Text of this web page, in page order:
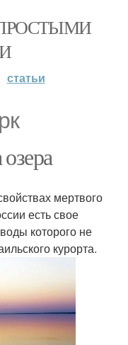
статьи
мертвого
есть свое
которого не
курорта.